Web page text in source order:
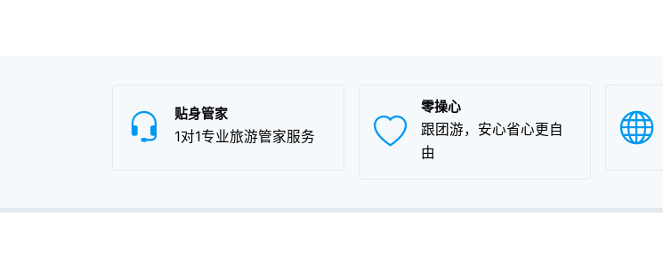
贴身管家
1对1专业旅游管家服务
零操心
跟团游，安心省心更自
由